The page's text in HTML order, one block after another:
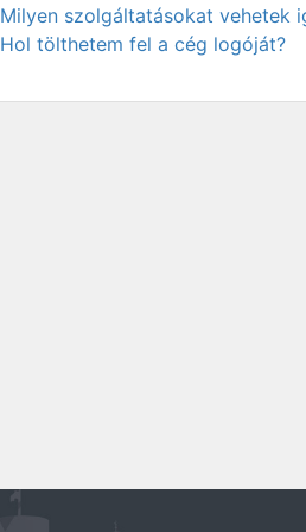
Milyen szolgáltatásokat vehetek
Hol tölthetem fel a cég logóját?